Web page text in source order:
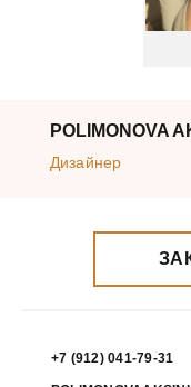
POLIMONOVA
Дизайнер
+7 (912) 041-79-31